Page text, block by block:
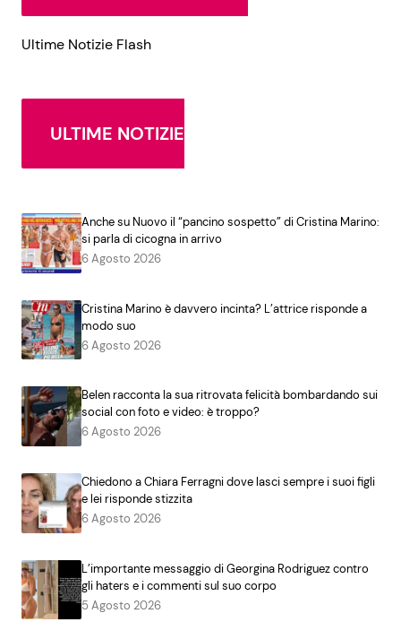
Ultime Notizie Flash
ULTIME NOTIZIE
Anche su Nuovo il “pancino sospetto” di Cristina Marino:
si parla di cicogna in arrivo
6 Agosto 2026
Cristina Marino è davvero incinta? L’attrice risponde a
modo suo
6 Agosto 2026
Belen racconta la sua ritrovata felicità bombardando sui
social con foto e video: è troppo?
6 Agosto 2026
Chiedono a Chiara Ferragni dove lasci sempre i suoi figli
e lei risponde stizzita
6 Agosto 2026
L’importante messaggio di Georgina Rodriguez contro
gli haters e i commenti sul suo corpo
5 Agosto 2026